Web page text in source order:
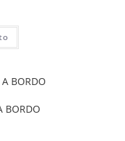
BORDO